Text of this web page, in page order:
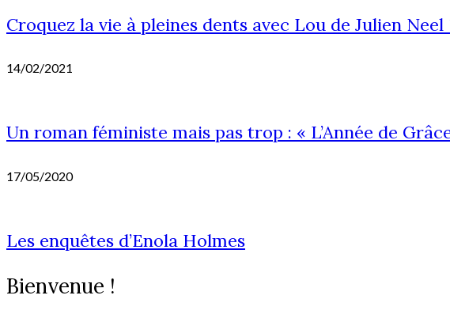
Croquez la vie à pleines dents avec Lou de Julien Neel
14/02/2021
Un roman féministe mais pas trop : « L’Année de
17/05/2020
Les enquêtes d’Enola Holmes
Bienvenue !